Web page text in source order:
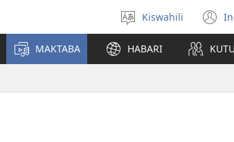
Chagua
lugha
Kiswahili
MAKTABA HABARI